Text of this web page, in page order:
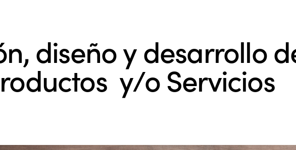
diseño y desarrollo
y/o Servicios